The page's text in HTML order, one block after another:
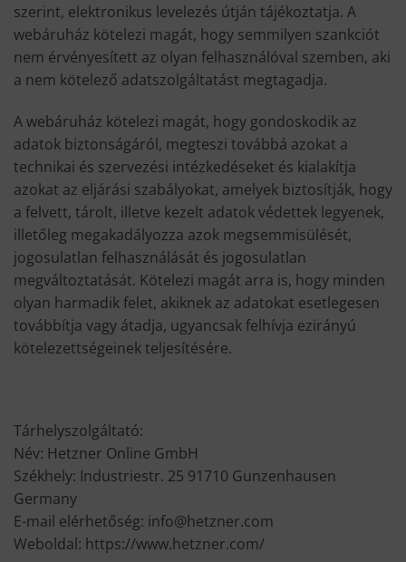
szerint, elektronikus levelezés útján tájékoztatja. A
webáruház kötelezi magát, hogy semmilyen szankciót
nem érvényesített az olyan felhasználóval szemben, aki
a nem kötelező adatszolgáltatást megtagadja.
A webáruház kötelezi magát, hogy gondoskodik az
adatok biztonságáról, megteszi továbbá azokat a
technikai és szervezési intézkedéseket és kialakítja
azokat az eljárási szabályokat, amelyek biztosítják, hogy
a felvett, tárolt, illetve kezelt adatok védettek legyenek,
illetőleg megakadályozza azok megsemmisülését,
jogosulatlan felhasználását és jogosulatlan
megváltoztatását. Kötelezi magát arra is, hogy minden
olyan harmadik felet, akiknek az adatokat esetlegesen
továbbítja vagy átadja, ugyancsak felhívja ezirányú
kötelezettségeinek teljesítésére.
Tárhelyszolgáltató:
Név: Hetzner Online GmbH
Székhely: Industriestr. 25 91710 Gunzenhausen
Germany
E-mail elérhetőség: info@hetzner.com
Weboldal: https://www.hetzner.com/